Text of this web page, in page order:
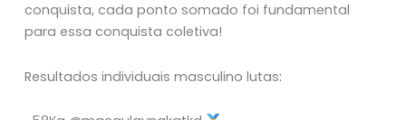
conquista, cada ponto somado foi fundamental
para essa conquista coletiva!
Resultados individuais masculino lutas: